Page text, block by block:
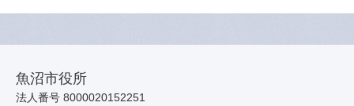
魚沼市役所
法人番号 8000020152251